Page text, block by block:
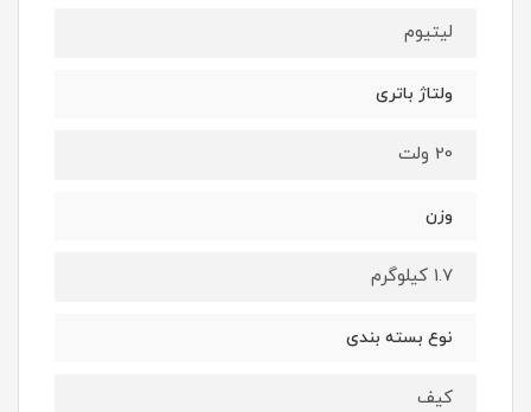
لیتیوم
ولتاژ باتری
20 ولت
وزن
1.7 کیلوگرم
نوع بسته ‌بندی
کیف